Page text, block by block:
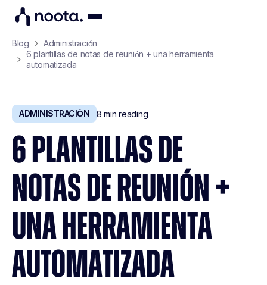
Blog
Administración
6 plantillas de notas de reunión + una herramienta
automatizada
ADMINISTRACIÓN 8 min reading
6 PLANTILLAS DE
NOTAS DE REUNIÓN +
UNA HERRAMIENTA
AUTOMATIZADA